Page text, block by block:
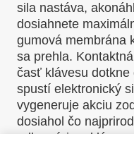
sila nastáva,
dosiahnete
gumová membrána
sa prehla.
časť klávesu dotkne
spustí elektronický
vygeneruje akciu
dosiahol čo
odborníci na